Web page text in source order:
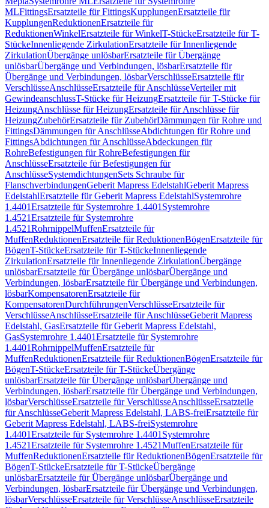
MLFittingsErsatzteile für FittingsKupplungenErsatzteile für
KupplungenReduktionenErsatzteile für
ReduktionenWinkelErsatzteile für WinkelT-StückeErsatzteile für T-
StückeInnenliegende ZirkulationErsatzteile für Innenliegende
ZirkulationÜbergänge unlösbarErsatzteile für Übergänge
unlösbarÜbergänge und Verbindungen, lösbarErsatzteile für
Übergänge und Verbindungen, lösbarVerschlüsseErsatzteile für
VerschlüsseAnschlüsseErsatzteile für AnschlüsseVerteiler mit
GewindeanschlussT-Stücke für HeizungErsatzteile für T-Stücke für
HeizungAnschlüsse für HeizungErsatzteile für Anschlüsse für
HeizungZubehörErsatzteile für ZubehörDämmungen für Rohre und
FittingsDämmungen für AnschlüsseAbdichtungen für Rohre und
FittingsAbdichtungen für AnschlüsseAbdeckungen für
RohreBefestigungen für RohreBefestigungen für
AnschlüsseErsatzteile für Befestigungen für
AnschlüsseSystemdichtungenSets Schraube für
FlanschverbindungenGeberit Mapress EdelstahlGeberit Mapress
EdelstahlErsatzteile für Geberit Mapress EdelstahlSystemrohre
1.4401Ersatzteile für Systemrohre 1.4401 Systemrohre
1.4521Ersatzteile für Systemrohre
1.4521RohrnippelMuffenErsatzteile für
MuffenReduktionenErsatzteile für ReduktionenBögenErsatzteile für
BögenT-StückeErsatzteile für T-StückeInnenliegende
ZirkulationErsatzteile für Innenliegende ZirkulationÜbergänge
unlösbarErsatzteile für Übergänge unlösbarÜbergänge und
Verbindungen, lösbarErsatzteile für Übergänge und Verbindungen,
lösbarKompensatorenErsatzteile für
KompensatorenDurchführungenVerschlüsseErsatzteile für
VerschlüsseAnschlüsseErsatzteile für AnschlüsseGeberit Mapress
Edelstahl, GasErsatzteile für Geberit Mapress Edelstahl,
GasSystemrohre 1.4401Ersatzteile für Systemrohre
1.4401RohrnippelMuffenErsatzteile für
MuffenReduktionenErsatzteile für ReduktionenBögenErsatzteile für
BögenT-StückeErsatzteile für T-StückeÜbergänge
unlösbarErsatzteile für Übergänge unlösbarÜbergänge und
Verbindungen, lösbarErsatzteile für Übergänge und Verbindungen,
lösbarVerschlüsseErsatzteile für VerschlüsseAnschlüsseErsatzteile
für AnschlüsseGeberit Mapress Edelstahl, LABS-freiErsatzteile für
Geberit Mapress Edelstahl, LABS-freiSystemrohre
1.4401Ersatzteile für Systemrohre 1.4401 Systemrohre
1.4521Ersatzteile für Systemrohre 1.4521MuffenErsatzteile für
MuffenReduktionenErsatzteile für ReduktionenBögenErsatzteile für
BögenT-StückeErsatzteile für T-StückeÜbergänge
unlösbarErsatzteile für Übergänge unlösbarÜbergänge und
Verbindungen, lösbarErsatzteile für Übergänge und Verbindungen,
lösbarVerschlüsseErsatzteile für VerschlüsseAnschlüsseErsatzteile